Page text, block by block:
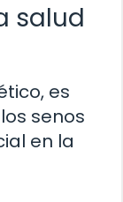
salud
es
senos
en la